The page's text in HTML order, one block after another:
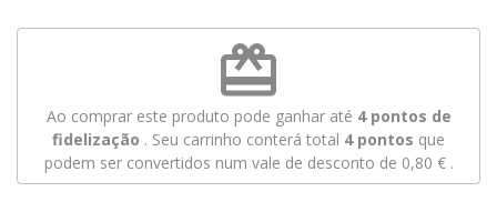
redeem
Ao comprar este produto pode ganhar até 4pontos de
fidelização . Seu carrinho conterá total 4pontos que
podem ser convertidos num vale de desconto de 0,80 €.